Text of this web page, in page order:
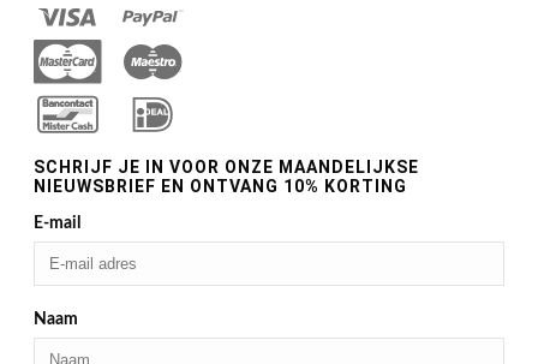
SCHRIJF JE IN VOOR ONZE MAANDELIJKSE
NIEUWSBRIEF EN ONTVANG 10% KORTING
E-mail
Naam